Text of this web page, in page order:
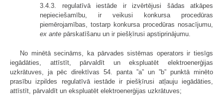
3.4.3. regulatīvā iestāde ir izvērtējusi šādas atkāpes
nepieciešamību, ir veikusi konkursa procedūras
piemērojamības, tostarp konkursa procedūras nosacījumu,
ex ante pārskatīšanu un ir piešķīrusi apstiprinājumu.
No minētā secināms, ka pārvades sistēmas operators ir tiesīgs
iegādāties, attīstīt, pārvaldīt un ekspluatēt elektroenerģijas
uzkrātuves, ja pēc direktīvas 54. panta ”a” un ”b” punktā minēto
prasību izpildes regulatīvā iestāde ir piešķīrusi atļauju iegādāties,
attīstīt, pārvaldīt un ekspluatēt elektroenerģijas uzkrātuves;